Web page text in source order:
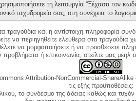
τη λειτουργία “Ξέχασα τον
ταχυδρομείο σας, στη συνέχεια το
τραγούδια και η αντίστοιχη πληροφορία
να περιηγηθείτε ελεύθερα στα τραγούδια
να μορφοποιήσετε ή να προσθέσετε
προβλήματα ή επικοινωνία, στείλτε μας
Attribution-NonCommercial-
τις εξής προϋποθέσεις:
το σύνδεσμο της άδειας καθώς και